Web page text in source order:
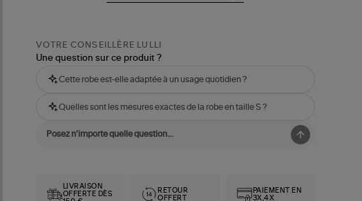
VOTRE CONSEILLÈRE LULLI
Une question sur ce produit ?
Cette robe est-elle adaptée à un usage quotidien ?
Quelles sont les mesures exactes de la robe en taille S ?
LIVRAISON
OFFERTE DÈS
RETOUR
OFFERT
PAIEMENT EN
3X,4X